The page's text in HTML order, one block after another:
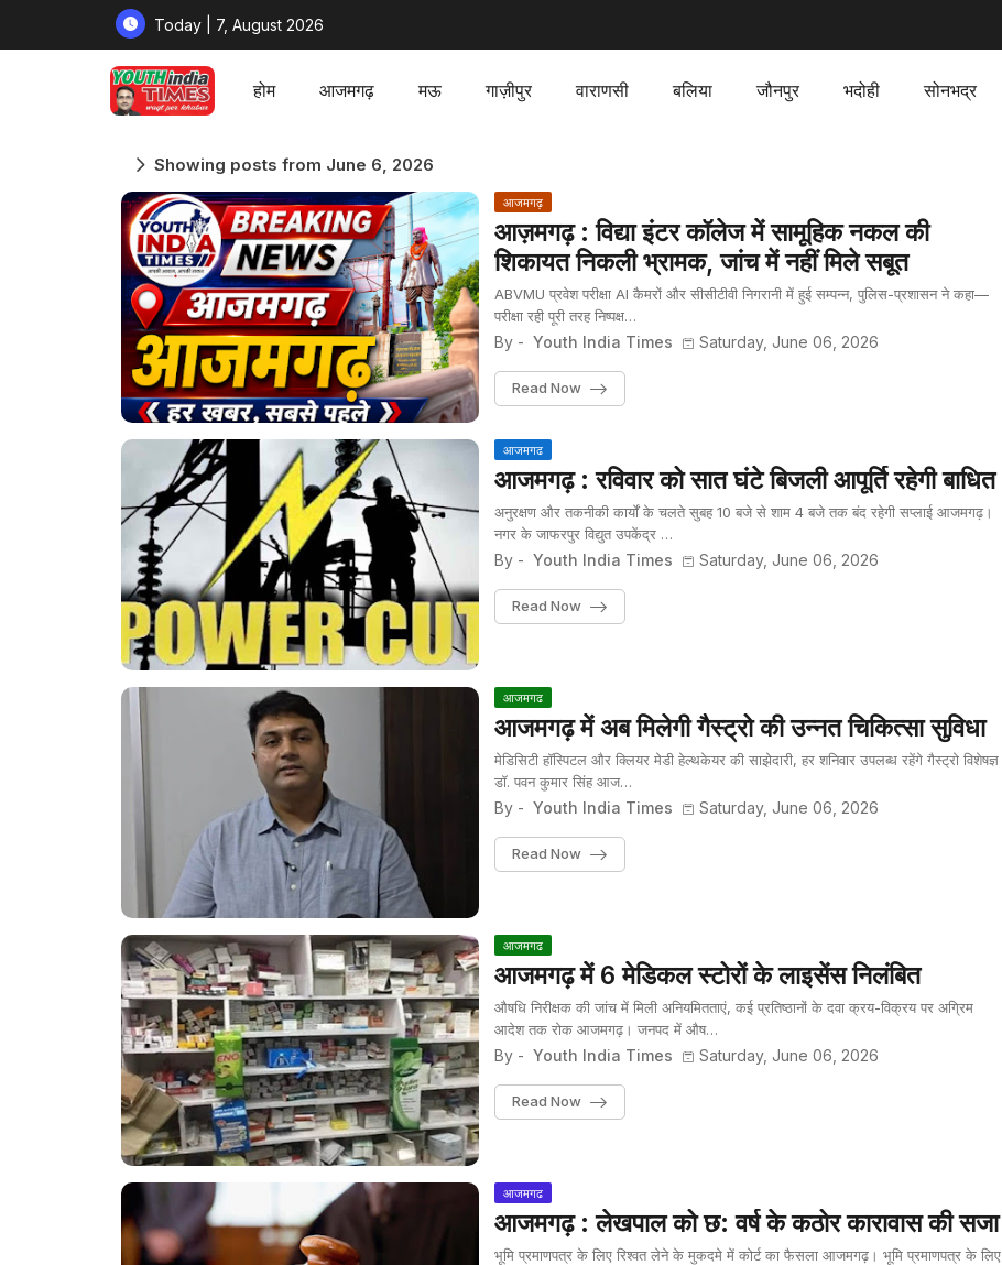
Today | 7, August 2026
होम आजमगढ़ मऊ गाज़ीपुर वाराणसी बलिया जौनपुर भदोही सोनभद्र
Showing posts from June 6, 2026
आजमगढ़
आज़मगढ़ : विद्या इंटर कॉलेज में सामूहिक नकल की
शिकायत निकली भ्रामक, जांच में नहीं मिले सबूत
ABVMU प्रवेश परीक्षा AI कैमरों और सीसीटीवी निगरानी में हुई सम्पन्न, पुलिस-प्रशासन ने कहा—
परीक्षा रही पूरी तरह निष्पक्ष…
By - Youth India Times Saturday, June 06, 2026
Read Now
आजमगढ
आजमगढ़ : रविवार को सात घंटे बिजली आपूर्ति रहेगी बाधित
अनुरक्षण और तकनीकी कार्यों के चलते सुबह 10 बजे से शाम 4 बजे तक बंद रहेगी सप्लाई आजमगढ़।
नगर के जाफरपुर विद्युत उपकेंद्र …
By - Youth India Times Saturday, June 06, 2026
Read Now
आजमगढ
आजमगढ़ में अब मिलेगी गैस्ट्रो की उन्नत चिकित्सा सुविधा
मेडिसिटी हॉस्पिटल और क्लियर मेडी हेल्थकेयर की साझेदारी, हर शनिवार उपलब्ध रहेंगे गैस्ट्रो विशेषज्ञ
डॉ. पवन कुमार सिंह आज…
By - Youth India Times Saturday, June 06, 2026
Read Now
आजमगढ
आजमगढ़ में 6 मेडिकल स्टोरों के लाइसेंस निलंबित
औषधि निरीक्षक की जांच में मिली अनियमितताएं, कई प्रतिष्ठानों के दवा क्रय-विक्रय पर अग्रिम
आदेश तक रोक आजमगढ़। जनपद में औष…
By - Youth India Times Saturday, June 06, 2026
Read Now
आजमगढ
आजमगढ़ : लेखपाल को छ: वर्ष के कठोर कारावास की सजा
भूमि प्रमाणपत्र के लिए रिश्वत लेने के मुकदमे में कोर्ट का फैसला आजमगढ़। भूमि प्रमाणपत्र के लिए